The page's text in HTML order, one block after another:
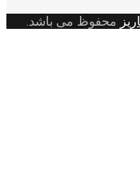
محفوظ می باشد.